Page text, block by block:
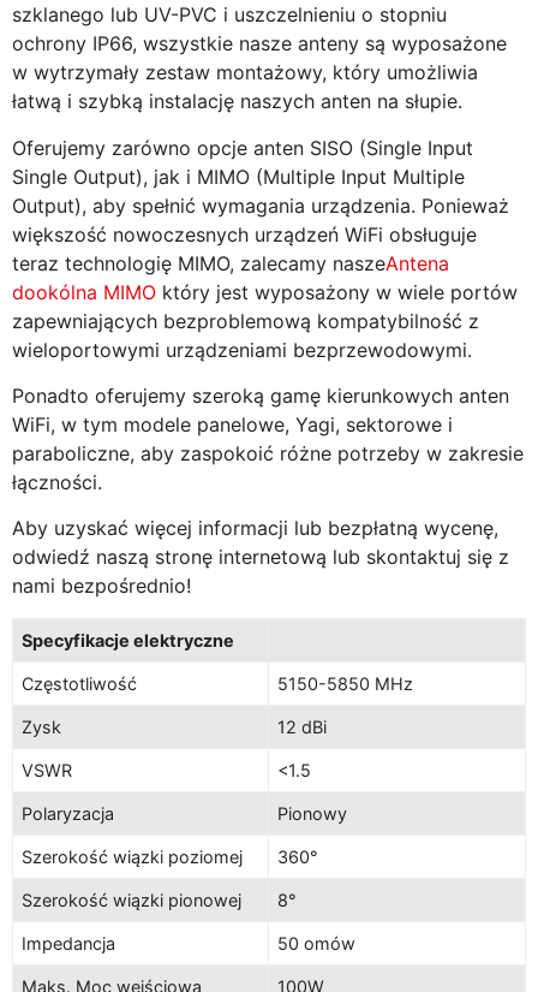
szklanego lub UV-PVC i uszczelnieniu o stopniu
ochrony IP66, wszystkie nasze anteny są wyposażone
w wytrzymały zestaw montażowy, który umożliwia
łatwą i szybką instalację naszych anten na słupie.
Oferujemy zarówno opcje anten SISO (Single Input
Single Output), jak i MIMO (Multiple Input Multiple
Output), aby spełnić wymagania urządzenia. Ponieważ
większość nowoczesnych urządzeń WiFi obsługuje
teraz technologię MIMO, zalecamy naszeAntena
dookólna MIMO który jest wyposażony w wiele portów
zapewniających bezproblemową kompatybilność z
wieloportowymi urządzeniami bezprzewodowymi.
Ponadto oferujemy szeroką gamę kierunkowych anten
WiFi, w tym modele panelowe, Yagi, sektorowe i
paraboliczne, aby zaspokoić różne potrzeby w zakresie
łączności.
Aby uzyskać więcej informacji lub bezpłatną wycenę,
odwiedź naszą stronę internetową lub skontaktuj się z
nami bezpośrednio!
Specyfikacje elektryczne
Częstotliwość 5150-5850 MHz
Zysk 12 dBi
VSWR <1.5
Polaryzacja Pionowy
Szerokość wiązki poziomej 360°
Szerokość wiązki pionowej 8°
Impedancja 50 omów
Maks. Moc wejściowa 100W